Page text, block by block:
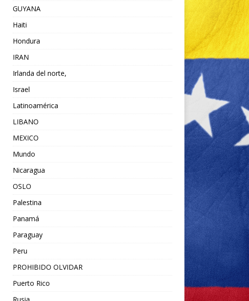
GUYANA
Haiti
Hondura
IRAN
Irlanda del norte,
Israel
Latinoamérica
LIBANO
MEXICO
Mundo
Nicaragua
OSLO
Palestina
Panamá
Paraguay
Peru
PROHIBIDO OLVIDAR
Puerto Rico